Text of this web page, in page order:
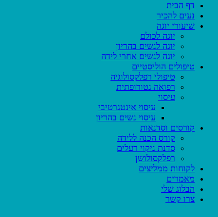
דף הבית
נעים להכיר
שיעורי יוגה
יוגה לכולם
יוגה לנשים בהריון
יוגה לנשים אחרי לידה
טיפולים הוליסטיים
טיפולי רפלקסולוגיה
רפואה נטורופתית
עיסוי
עיסוי אינטגרטיבי
עיסוי נשים בהריון
קורסים וסדנאות
קורס הכנה ללידה
סדנת ניקוי רעלים
רפלקסולושן
לקוחות ממליצים
מאמרים
הבלוג שלי
צרו קשר